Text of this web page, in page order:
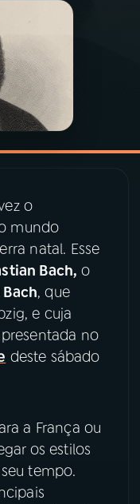
o
mundo
natal. Esse
Bach, o
, que
e cuja
no
deste sábado
a França ou
os estilos
tempo.